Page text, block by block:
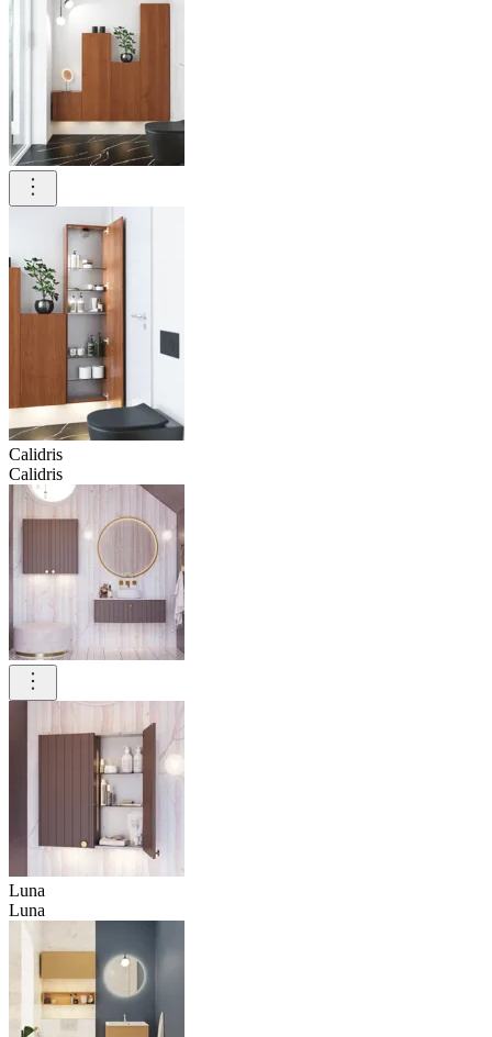
Calidris
Calidris
Luna
Luna